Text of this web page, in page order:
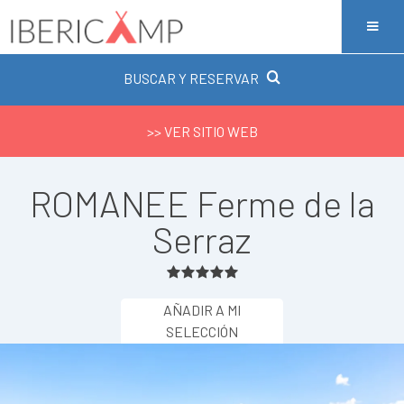
BUSCAR Y RESERVAR
>> VER SITIO WEB
ROMANEE Ferme de la
Serraz
AÑADIR A MI
SELECCIÓN